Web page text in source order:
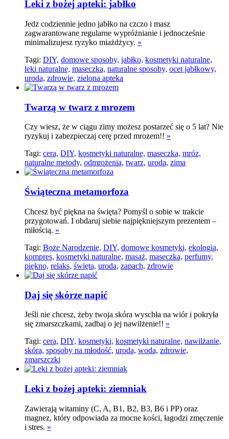
Leki z bożej apteki: jabłko
Jedz codziennie jedno jabłko na czczo i masz
zagwarantowane regularne wypróżnianie i jednocześnie
minimalizujesz ryzyko miażdżycy. »
Tagi: DIY, domowe sposoby, jabłko, kosmetyki naturalne,
leki naturalne, maseczka, naturalne sposoby, ocet jabłkowy,
uroda, zdrowie, zielona apteka
Twarzą w twarz z mrozem
Czy wiesz, że w ciągu zimy możesz postarzeć się o 5 lat? Nie
ryzykuj i zabezpieczaj cerę przed mrozem!! »
Tagi: cera, DIY, kosmetyki naturalne, maseczka, mróz,
naturalne metody, odmrożenia, twarz, uroda, zima
Świąteczna metamorfoza
Chcesz być piękna na święta? Pomyśl o sobie w trakcie
przygotowań. I obdaruj siebie najpiękniejszym prezentem –
miłością. »
Tagi: Boże Narodzenie, DIY, domowe kosmetyki, ekologia,
kompres, kosmetyki naturalne, masaż, maseczka, perfumy,
piękno, relaks, święta, uroda, zapach, zdrowie
Daj się skórze napić
Jeśli nie chcesz, żeby twoja skóra wyschła na wiór i pokryła
się zmarszczkami, zadbaj o jej nawilżenie!! »
Tagi: cera, DIY, kosmetyki, kosmetyki naturalne, nawilżanie,
skóra, sposoby na młodość, uroda, woda, zdrowie,
zmarszczki
Leki z bożej apteki: ziemniak
Zawierają witaminy (C, A, B1, B2, B3, B6 i PP) oraz
magnez, który odpowiada za mocne kości, łagodzi zmęczenie
i stres. »